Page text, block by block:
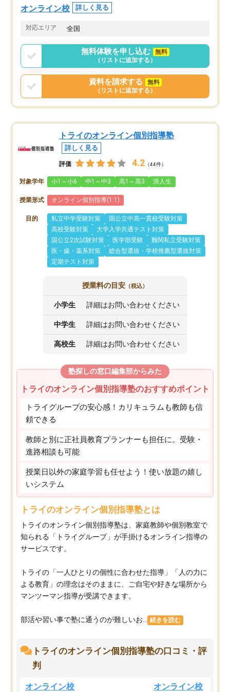
オンラインツールを使用した単語帳の
共有があり宿題もそちらで出される形
でした。
言う事で講師変更の申し出があり、あ
まりに短期での変更だった為、塾に通
う事にして退会しました。遅れも取り
戻せ、授業内容や講師の方は良かった
と思います。
オンライン校 詳しく見る
対応エリア 全国
無料体験を申し込む
無料
（リストに追加する）
資料を請求する
無料
（リストに追加する）
トライのオンライン個別指導塾
詳しく見る
評価 4.2 （44件）
対象学年 小1～小6 中1～中3 高1～高3 浪人生
授業形式 オンライン個別指導(1:1)
目的 私立中学受験対策
国公立中高一貫校受験対策
高校受験対策
大学入学共通テスト対策
国公立2次試験対策
医学部受験
難関私立受験対策
医・歯・薬系対策
総合型選抜・学校推薦型選抜対策
定期テスト対策
授業料の目安 （税込）
小学生 詳細はお問い合わせください
中学生 詳細はお問い合わせください
高校生 詳細はお問い合わせください
塾探しの窓口編集部からみた
トライのオンライン個別指導塾のおすすめポイント
トライグループの安心感！カリキュラムも教師も信
頼できる
教師と別に正社員教育プランナーも担任に。受験・
進路相談も可能
授業日以外の家庭学習も任せよう！使い放題の嬉し
いシステム
トライのオンライン個別指導塾とは
トライのオンライン個別指導塾は、家庭教師や個別教室で
知られる「トライグループ」が手掛けるオンライン指導の
サービスです。
トライの「一人ひとりの個性に合わせた指導」「人の力に
よる教育」の理念はそのままに、ご自宅や好きな場所から
マンツーマン指導が受講できます。
部活や習い事で塾に通うのが難しいお... 続きを読む
トライのオンライン個別指導塾の口コミ・評
判
オンライン校 オンライン校